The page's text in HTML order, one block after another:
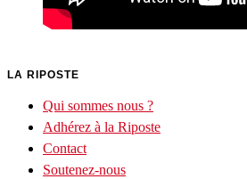
LA RIPOSTE
Qui sommes nous ?
Adhérez à la Riposte
Contact
Soutenez-nous